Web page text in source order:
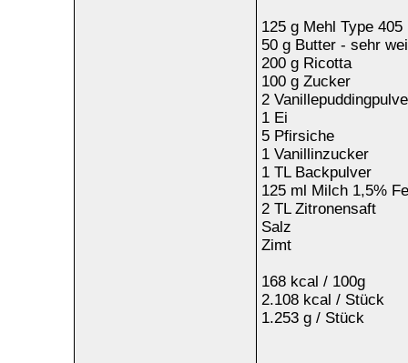
125 g Mehl Type 405
50 g Butter - sehr
200 g Ricotta
100 g Zucker
2
1 Ei
5 Pfirsiche
1 Vanillinzucker
1 TL Backpulver
125 ml Milch 1,5%
2 TL Zitronensaft
Salz
Zimt
168 kcal / 100g
2.108 kcal / Stück
1.253 g / Stück